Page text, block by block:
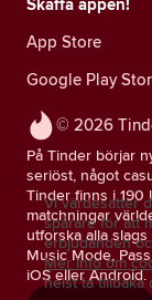
© 2026
På Tinder börjar
seriöst, något
Tinder finns i 190
matchningar
utforska alla
Music Mode,
iOS eller Android.
App Store
Google Play
Vi värdesätter
spårare för att
erbjudanden
Mer info om
helst ta tillbaka